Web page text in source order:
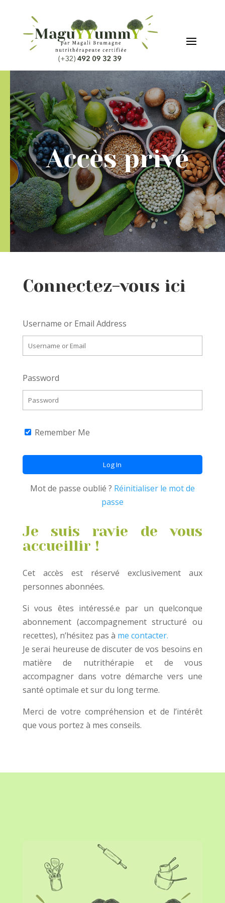
Accès privé
Connectez-vous ici
Username or Email Address
Password
Remember Me
Mot de passe oublié ? Réinitialiser le mot de
passe
Je suis ravie de vous
accueillir !
Cet accès est réservé exclusivement aux
personnes abonnées.
Si vous êtes intéressé.e par un quelconque
abonnement (accompagnement structuré ou
recettes), n’hésitez pas à me contacter.
Je serai heureuse de discuter de vos besoins en
matière de nutrithérapie et de vous
accompagner dans votre démarche vers une
santé optimale et sur du long terme.
Merci de votre compréhension et de l’intérêt
que vous portez à mes conseils.